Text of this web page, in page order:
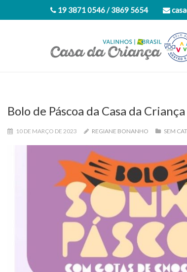
19 3871 0546 / 3869 5654
Bolo de Páscoa da Casa da
10 DE MARÇO DE 2023 REGIANE BONANHO SEM